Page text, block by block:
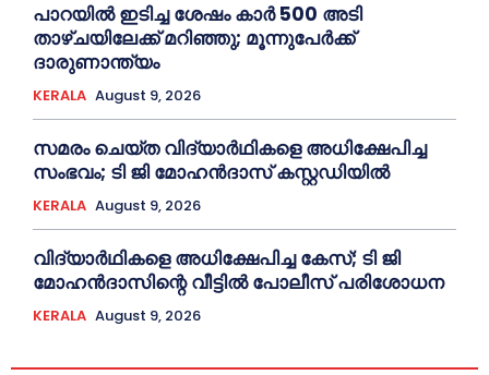
പാറയിൽ ഇടിച്ച ശേഷം കാർ 500 അടി
താഴ്ചയിലേക്ക് മറിഞ്ഞു; മൂന്നുപേർക്ക്
ദാരുണാന്ത്യം
KERALA August 9, 2026
സമരം ചെയ്ത വിദ്യാര്‍ഥികളെ അധിക്ഷേപിച്ച
സംഭവം; ടി ജി മോഹന്‍ദാസ് കസ്റ്റഡിയിൽ
KERALA August 9, 2026
വിദ്യാര്‍ഥികളെ അധിക്ഷേപിച്ച കേസ്; ടി ജി
മോഹന്‍ദാസിന്റെ വീട്ടില്‍ പോലീസ് പരിശോധന
KERALA August 9, 2026